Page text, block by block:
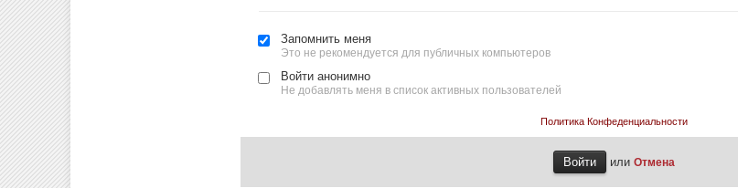
Запомнить меня
Это не рекомендуется для публичных компьютеров
Войти анонимно
Не добавлять меня в список активных пользователей
Политика Конфеденциальности
илиОтмена